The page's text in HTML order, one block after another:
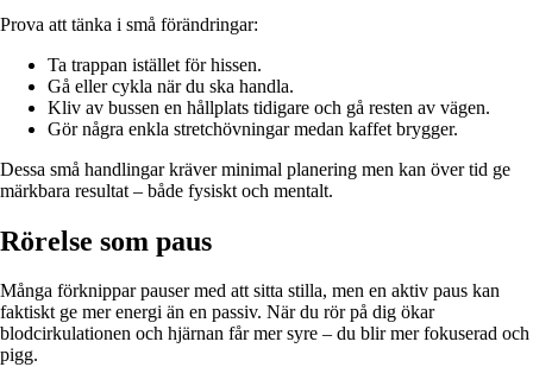
Prova att tänka i små förändringar:
Ta trappan istället för hissen.
Gå eller cykla när du ska handla.
Kliv av bussen en hållplats tidigare och gå resten av vägen.
Gör några enkla stretchövningar medan kaffet brygger.
Dessa små handlingar kräver minimal planering men kan över tid ge
märkbara resultat – både fysiskt och mentalt.
Rörelse som paus
Många förknippar pauser med att sitta stilla, men en aktiv paus kan
faktiskt ge mer energi än en passiv. När du rör på dig ökar
blodcirkulationen och hjärnan får mer syre – du blir mer fokuserad och
pigg.